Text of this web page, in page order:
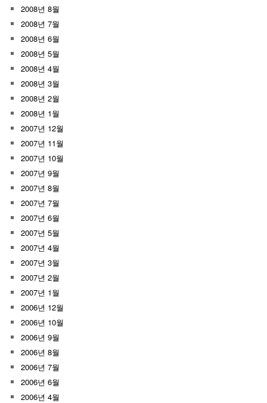
2008년 8월
2008년 7월
2008년 6월
2008년 5월
2008년 4월
2008년 3월
2008년 2월
2008년 1월
2007년 12월
2007년 11월
2007년 10월
2007년 9월
2007년 8월
2007년 7월
2007년 6월
2007년 5월
2007년 4월
2007년 3월
2007년 2월
2007년 1월
2006년 12월
2006년 10월
2006년 9월
2006년 8월
2006년 7월
2006년 6월
2006년 4월